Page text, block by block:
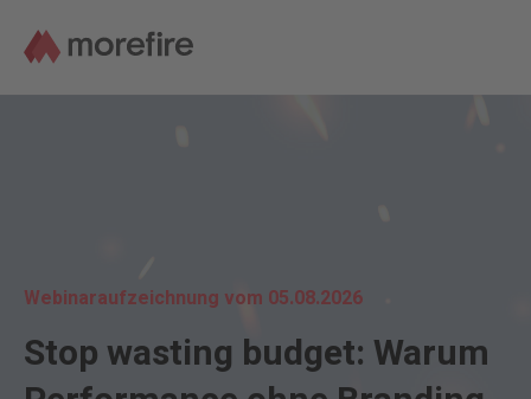
Webinaraufzeichnung vom 05.08.2026
Stop wasting budget: Warum